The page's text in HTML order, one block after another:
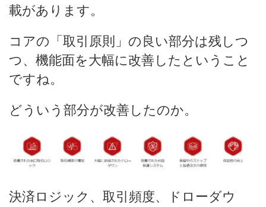
載があります。
コアの「取引原則」の良い部分は残しつ
つ、機能面を大幅に改善したということ
ですね。
どういう部分が改善したのか。
決済ロジック、取引頻度、ドローダウ